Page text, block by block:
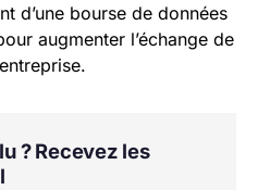
d’une bourse de données
augmenter l’échange de
? Recevez les